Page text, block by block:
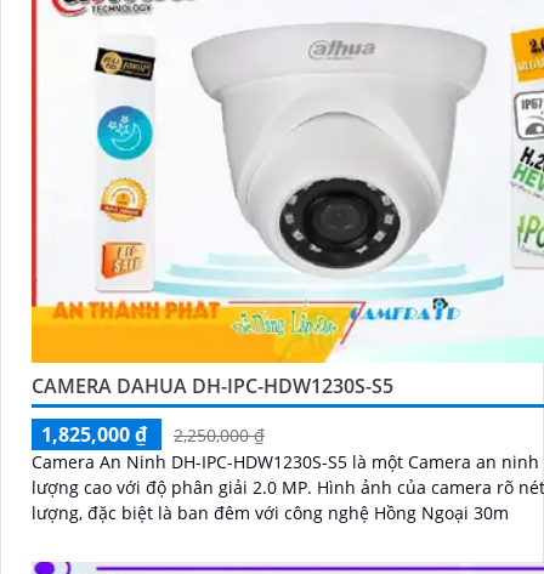
CAMERA DAHUA DH-IPC-HDW1230S-S5
1,825,000 ₫
2,250,000 ₫
Camera An Ninh DH-IPC-HDW1230S-S5 là một Camera an
lượng cao với độ phân giải 2.0 MP. Hình ảnh của camera rõ nét và chất
lượng, đặc biệt là ban đêm với công nghệ Hồng Ngoại 30m